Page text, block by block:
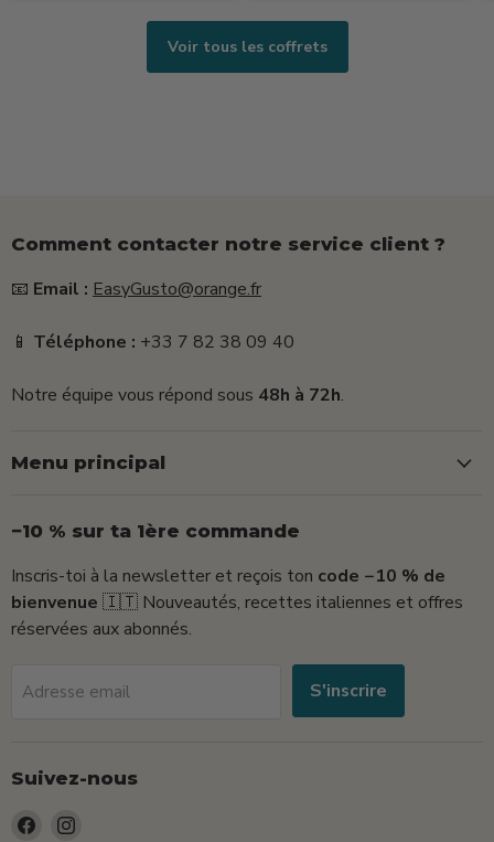
Voir tous les coffrets
Comment contacter notre service client ?
📧 Email : EasyGusto@orange.fr
📱 Téléphone : +33 7 82 38 09 40
Notre équipe vous répond sous 48h à 72h.
Menu principal
−10 % sur ta 1ère commande
Inscris-toi à la newsletter et reçois ton code −10 % de
bienvenue 🇮🇹 Nouveautés, recettes italiennes et offres
réservées aux abonnés.
Adresse email S'inscrire
Suivez-nous
Trouvez-